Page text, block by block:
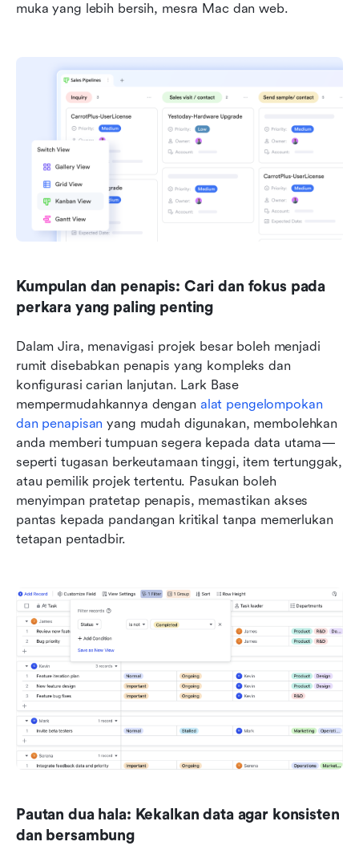
muka yang lebih bersih, mesra Mac dan web.
Kumpulan dan penapis: Cari dan fokus pada
perkara yang paling penting
Dalam Jira, menavigasi projek besar boleh menjadi
rumit disebabkan penapis yang kompleks dan
konfigurasi carian lanjutan. Lark Base
mempermudahkannya dengan alat pengelompokan
dan penapisan yang mudah digunakan, membolehkan
anda memberi tumpuan segera kepada data utama—
seperti tugasan berkeutamaan tinggi, item tertunggak,
atau pemilik projek tertentu. Pasukan boleh
menyimpan pratetap penapis, memastikan akses
pantas kepada pandangan kritikal tanpa memerlukan
tetapan pentadbir.
Pautan dua hala: Kekalkan data agar konsisten
dan bersambung